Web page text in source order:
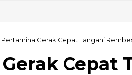
Pertamina Gerak Cepat Tangani
Cepat